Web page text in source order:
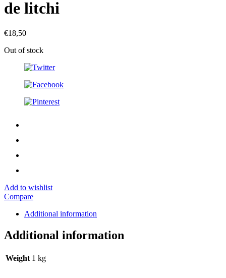
de litchi
€18,50
Out of stock
Add to wishlist
Compare
Additional information
Additional information
Weight 1 kg